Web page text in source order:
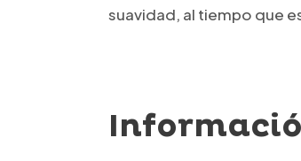
suavidad, al tiempo que